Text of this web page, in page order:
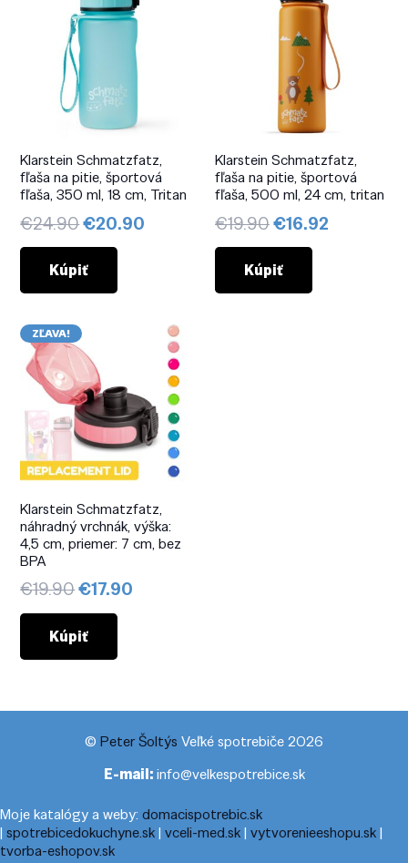
Klarstein Schmatzfatz,
fľaša na pitie, športová
fľaša, 350 ml, 18 cm, Tritan
€24.90Pôvodná
cena
bola:
€24.90.
€20.90 Aktuálna
Kúpiť
Klarstein Schmatzfatz,
fľaša na pitie, športová
fľaša, 500 ml, 24 cm, tritan
€19.90Pôvodná
cena
bola:
€19.90.
€16.92
Kúpiť
ZĽAVA!
Klarstein Schmatzfatz,
náhradný vrchnák, výška:
4,5 cm, priemer: 7 cm, bez
BPA
€19.90Pôvodná
cena
bola:
€19.90.
€17.90
Kúpiť
© Peter Šoltýs Veľké spotrebiče 2026
E-mail:info@velkespotrebice.sk
Moje katalógy a weby: domacispotrebic.sk
| spotrebicedokuchyne.sk| vceli-med.sk| vytvorenieeshopu.sk|
tvorba-eshopov.sk